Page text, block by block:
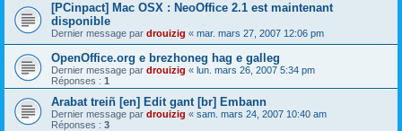
[PCinpact] Mac OSX : NeoOffice 2.1 est maintenant
disponible
Dernier message par drouizig « mar. mars 27, 2007 12:06 pm
OpenOffice.org e brezhoneg hag e galleg
Dernier message par drouizig « lun. mars 26, 2007 5:34 pm
Réponses : 1
Arabat treiñ [en] Edit gant [br] Embann
Dernier message par drouizig « sam. mars 24, 2007 10:40 am
Réponses : 3